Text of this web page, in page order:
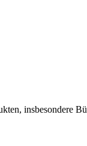
insbesondere